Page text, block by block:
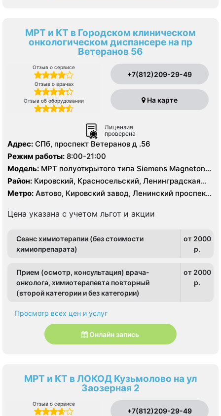
МРТ и КТ в Городском клиническом
онкологическом диспансере на пр
Ветеранов 56
Отзыв о сервисе
Отзыв о врачах
Отзыв об оборудовании
+7(812)209-29-49
На карте
Лицензия
проверена
Адрес: СПб, проспект Ветеранов д .56
Режим работы: 8:00-21:00
Модель: МРТ полуоткрытого типа Siemens Magneton
Espree 1.5 Тесла, КТ Siemens Somatom Definition AS 64
среза
Район: Кировский, Красносельский, Ленинградская
область, Московский, Петродворцовый
Метро: Автово, Кировский завод, Ленинский проспект,
Цена указана с учетом льгот и акции
Сеанс химиотерапии (без стоимости
химиопрепарата)
от 2000
p.
Прием (осмотр, консультация) врача-
онколога, химиотерапевта повторный
(второй категории и без категории)
от 2000
p.
Просмотр всех цен и услуг
Онлайн запись
МРТ и КТ в ЛОКОД Кузьмолово на ул
Заозерная 2
Отзыв о сервисе
+7(812)209-29-49